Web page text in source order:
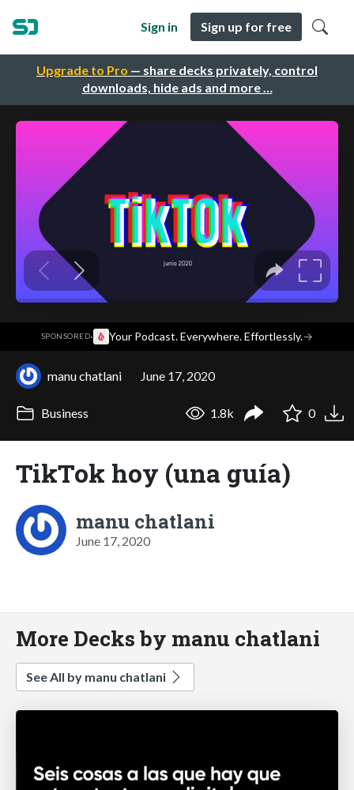
Upgrade to Pro — share decks privately, control
downloads, hide ads and more …
Sign in Sign up for free
SPONSORED· Your Podcast. Everywhere. Effortlessly.→
manu chatlani June 17, 2020
Business 1.8k 0
TikTok hoy (una guía)
manu chatlani
June 17, 2020
More Decks by manu chatlani
See All by manu chatlani